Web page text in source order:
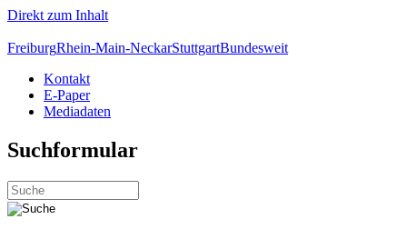
Direkt zum Inhalt
FreiburgRhein-Main-NeckarStuttgartBundesweit
Kontakt
E-Paper
Mediadaten
Suchformular